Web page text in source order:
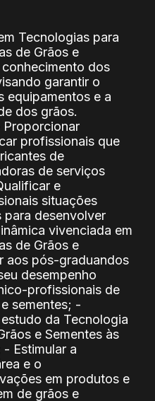
Tecnologias para
de Grãos e
dos
garantir o
equipamentos e a
dos grãos.
profissionais que
de
de serviços
e
situações
para desenvolver
vivenciada em
de Grãos e
aos pós-graduandos
desempenho
profissionais de
sementes; -
da Tecnologia
e Sementes às
Estimular a
e o
em produtos e
de grãos e